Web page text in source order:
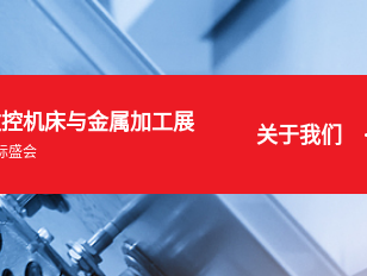
机床与金属加工展
盛会
关于我们